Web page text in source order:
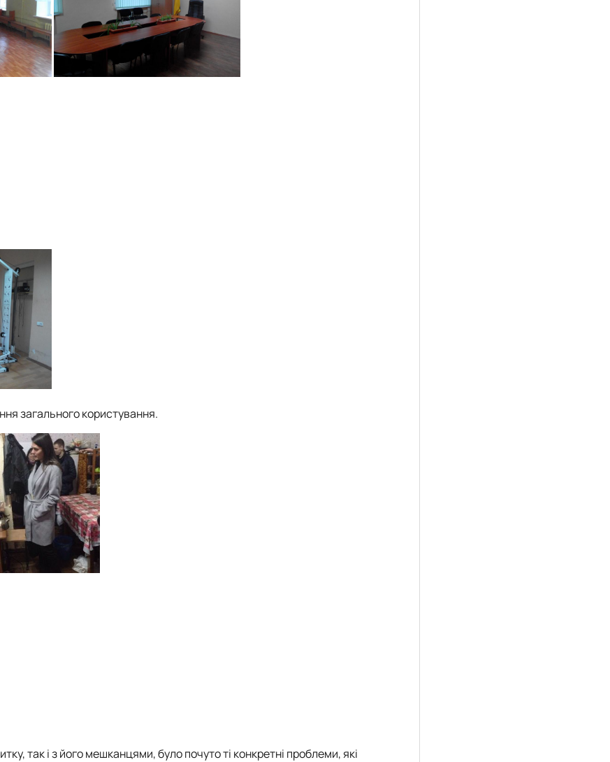
загального користування.
так і з його мешканцями, було почуто ті конкретні проблеми, які